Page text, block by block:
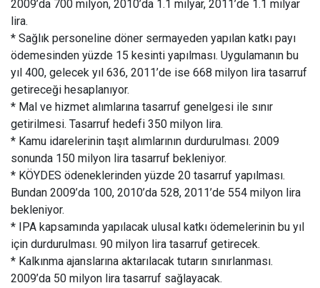
2009’da 700 milyon, 2010’da 1.1 milyar, 2011’de 1.1 milyar
lira.
* Sağlık personeline döner sermayeden yapılan katkı payı
ödemesinden yüzde 15 kesinti yapılması. Uygulamanın bu
yıl 400, gelecek yıl 636, 2011’de ise 668 milyon lira tasarruf
getireceği hesaplanıyor.
* Mal ve hizmet alımlarına tasarruf genelgesi ile sınır
getirilmesi. Tasarruf hedefi 350 milyon lira.
* Kamu idarelerinin taşıt alımlarının durdurulması. 2009
sonunda 150 milyon lira tasarruf bekleniyor.
* KÖYDES ödeneklerinden yüzde 20 tasarruf yapılması.
Bundan 2009’da 100, 2010’da 528, 2011’de 554 milyon lira
bekleniyor.
* IPA kapsamında yapılacak ulusal katkı ödemelerinin bu yıl
için durdurulması. 90 milyon lira tasarruf getirecek.
* Kalkınma ajanslarına aktarılacak tutarın sınırlanması.
2009’da 50 milyon lira tasarruf sağlayacak.